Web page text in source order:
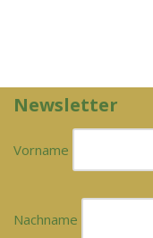
Newsletter
Vorname
Nachname